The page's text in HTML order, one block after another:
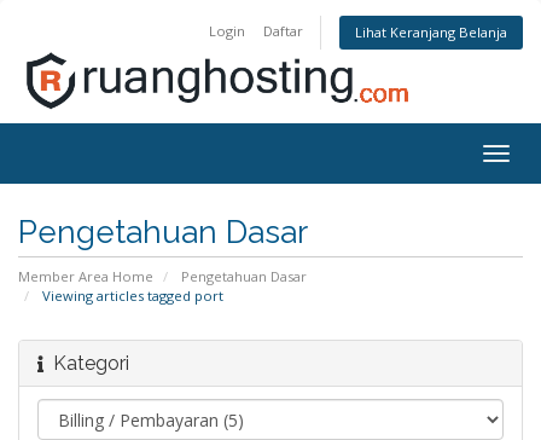
Login Daftar Lihat Keranjang Belanja
Pengetahuan Dasar
Member Area Home
Pengetahuan Dasar
Viewing articles tagged port
Kategori